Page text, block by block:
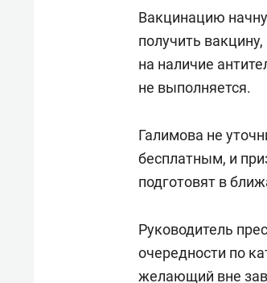
Вакцинацию
получить
на наличие
не выполняется.
Галимова не
бесплатным, и
подготовят в
Руководитель
очередности по
желающий вне